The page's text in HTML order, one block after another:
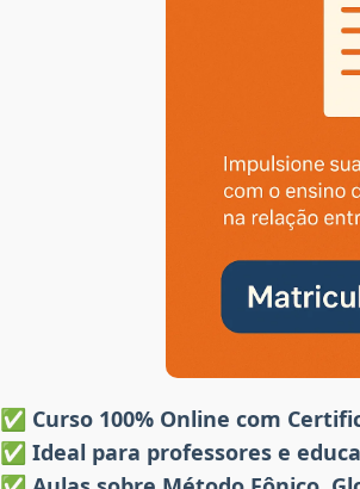
✅ Curso 100% Online com
✅ Ideal para professores e